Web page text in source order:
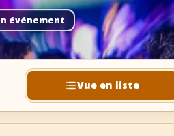
événement
Vue en liste